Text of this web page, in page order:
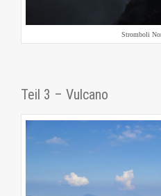
Stromboli
Teil 3 – Vulcano